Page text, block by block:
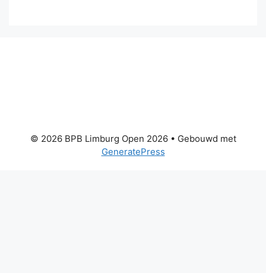
© 2026 BPB Limburg Open 2026• Gebouwd met
GeneratePress